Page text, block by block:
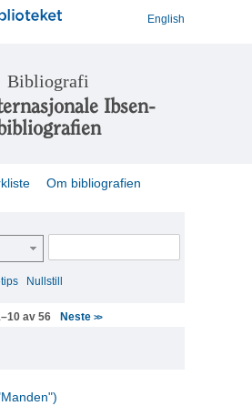
English
Bibliografi
Ibsen-
Om bibliografien
Nullstill
av 56 Neste>>